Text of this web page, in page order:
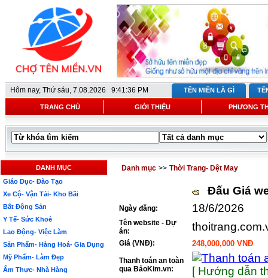
Hôm nay, Thứ sáu, 7.08.2026 9:41:36 PM TÊN MIỀN LÀ GÌ
TRANG CHỦ GIỚI THIỆU PHƯƠNG
DANH MỤC
Giáo Dục- Đào Tạo
Xe Cộ- Vận Tải- Kho Bãi
Bất Động Sản
Y Tế- Sức Khoẻ
Lao Động- Việc Làm
Sản Phẩm- Hàng Hoá- Gia Dụng
Mỹ Phẩm- Làm Đẹp
Ẩm Thực- Nhà Hàng
Danh mục >> Thời Trang- Dệt May
Đấu Giá
Ngày đăng: 18/6/2026
Tên website - Dự
án:
Giá (VNĐ): 248,000,000 VNĐ
Thanh toán an toàn
qua BảoKim.vn:
[ Hướng dẫn